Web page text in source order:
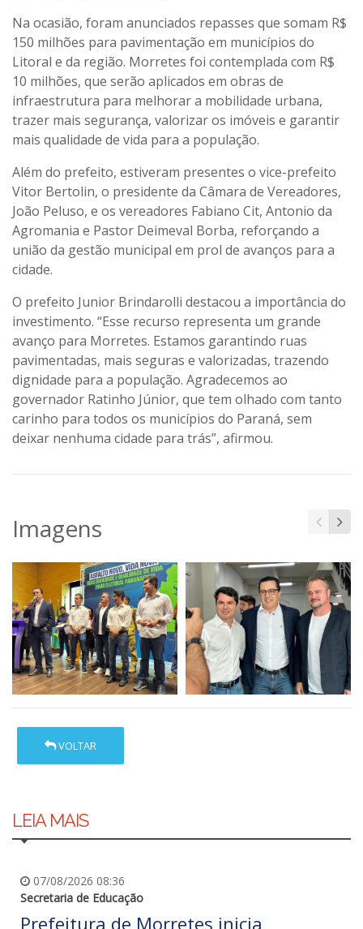
Na ocasião, foram anunciados repasses que somam R$
150 milhões para pavimentação em municípios do
Litoral e da região. Morretes foi contemplada com R$
10 milhões, que serão aplicados em obras de
infraestrutura para melhorar a mobilidade urbana,
trazer mais segurança, valorizar os imóveis e garantir
mais qualidade de vida para a população.
Além do prefeito, estiveram presentes o vice-prefeito
Vitor Bertolin, o presidente da Câmara de Vereadores,
João Peluso, e os vereadores Fabiano Cit, Antonio da
Agromania e Pastor Deimeval Borba, reforçando a
união da gestão municipal em prol de avanços para a
cidade.
O prefeito Junior Brindarolli destacou a importância do
investimento. “Esse recurso representa um grande
avanço para Morretes. Estamos garantindo ruas
pavimentadas, mais seguras e valorizadas, trazendo
dignidade para a população. Agradecemos ao
governador Ratinho Júnior, que tem olhado com tanto
carinho para todos os municípios do Paraná, sem
deixar nenhuma cidade para trás”, afirmou.
Imagens
VOLTAR
LEIA MAIS
07/08/2026 08:36
Secretaria de Educação
Prefeitura de Morretes inicia